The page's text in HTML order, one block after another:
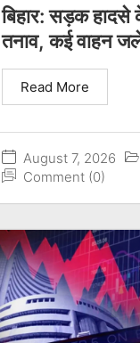
बिहार: सड़क हादसे
तनाव, कई वाहन
August 7, 2026
Comment (0)
Read More